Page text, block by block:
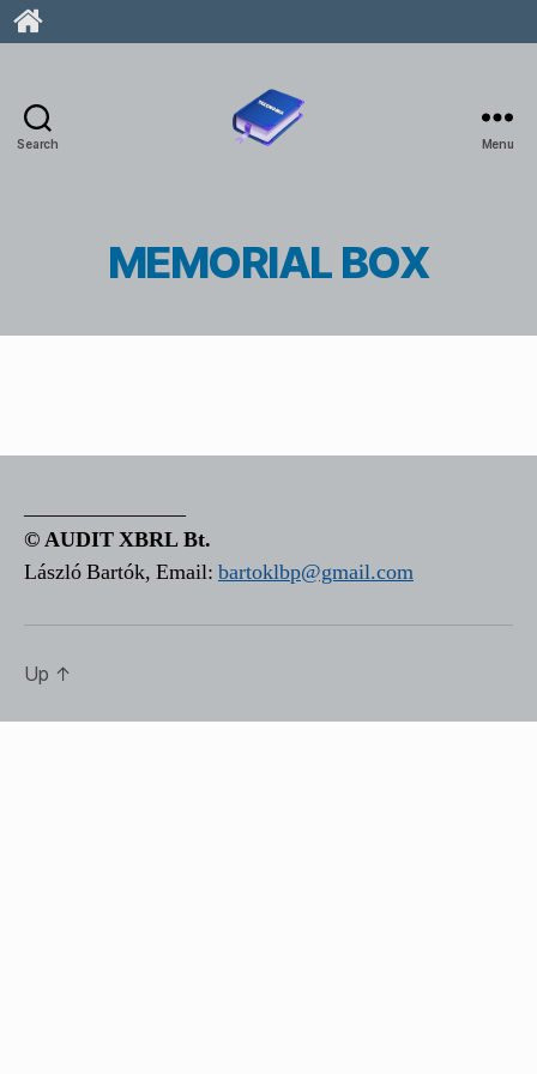
Search Menu
MEMORIAL BOX
© AUDIT XBRL Bt.
László Bartók, Email: bartoklbp@gmail.com
Up ↑